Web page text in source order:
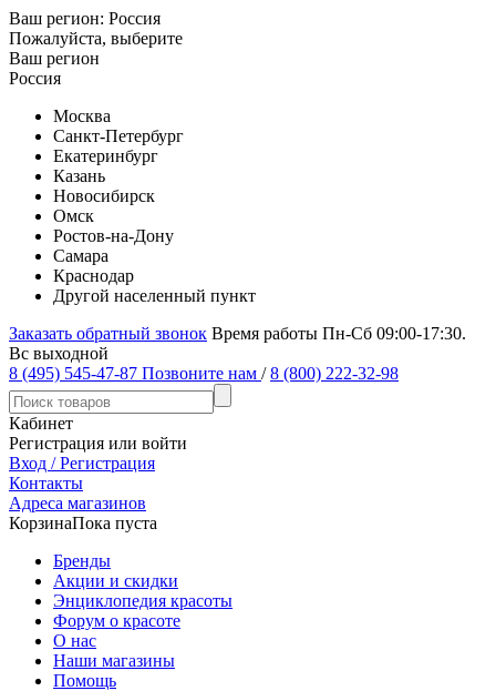
Ваш регион: Россия
Пожалуйста, выберите
Ваш регион
Россия
Москва
Санкт-Петербург
Екатеринбург
Казань
Новосибирск
Омск
Ростов-на-Дону
Самара
Краснодар
Другой населенный пункт
Заказать обратный звонок Время работы Пн-Сб 09:00-17:30.
Вс выходной
8 (495) 545-47-87 Позвоните нам / 8 (800) 222-32-98
Кабинет
Регистрация или войти
Вход / Регистрация
Контакты
Адреса магазинов
КорзинаПока пуста
Бренды
Акции и скидки
Энциклопедия красоты
Форум о красоте
О нас
Наши магазины
Помощь